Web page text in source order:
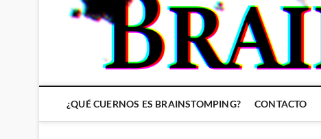
¿QUÉ CUERNOS ES BRAINSTOMPING? CONTACTO